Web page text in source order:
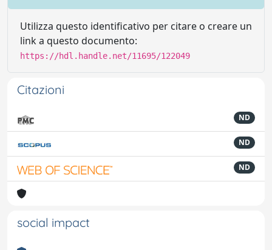
Utilizza questo identificativo per citare o creare un
link a questo documento:
https://hdl.handle.net/11695/122049
Citazioni
ND
ND
ND
social impact